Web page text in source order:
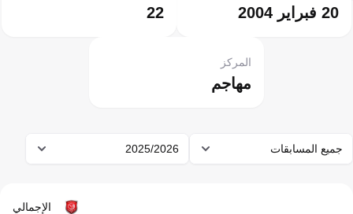
20 فبراير 2004 22
مهاجم
المركز
جميع المسابقات 2025/2026
الإجمالي